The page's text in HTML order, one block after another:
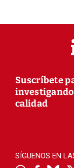
Suscríbete
calidad
SÍGUENOS EN